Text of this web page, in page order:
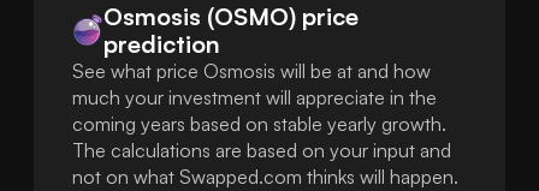
Osmosis (OSMO) price
prediction
See what price Osmosis will be at and how
much your investment will appreciate in the
coming years based on stable yearly growth.
The calculations are based on your input and
not on what Swapped.com thinks will happen.